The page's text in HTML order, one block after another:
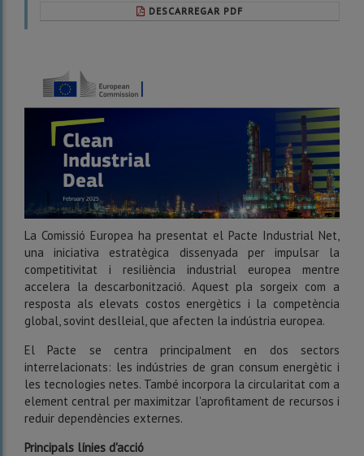
DESCARREGAR PDF
La Comissió Europea ha presentat el Pacte Industrial Net,
una iniciativa estratègica dissenyada per impulsar la
competitivitat i resiliència industrial europea mentre
accelera la descarbonització. Aquest pla sorgeix com a
resposta als elevats costos energètics i la competència
global, sovint deslleial, que afecten la indústria europea.
El Pacte se centra principalment en dos sectors
interrelacionats: les indústries de gran consum energètic i
les tecnologies netes. També incorpora la circularitat com a
element central per maximitzar l'aprofitament de recursos i
reduir dependències externes.
Principals línies d'acció